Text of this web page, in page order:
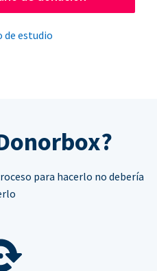
de estudio
para hacerlo no debería